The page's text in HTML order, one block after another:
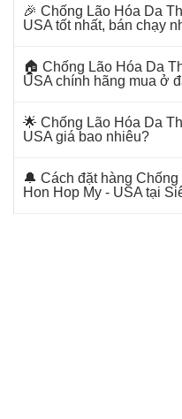
🎉 Chống Lão Hóa Da
USA tốt nhất, bán chạy
🏠 Chống Lão Hóa Da
USA chính hãng mua ở
🌟 Chống Lão Hóa Da
USA giá bao nhiêu?
🔔 Cách đặt hàng
Hon Hop My - USA tại